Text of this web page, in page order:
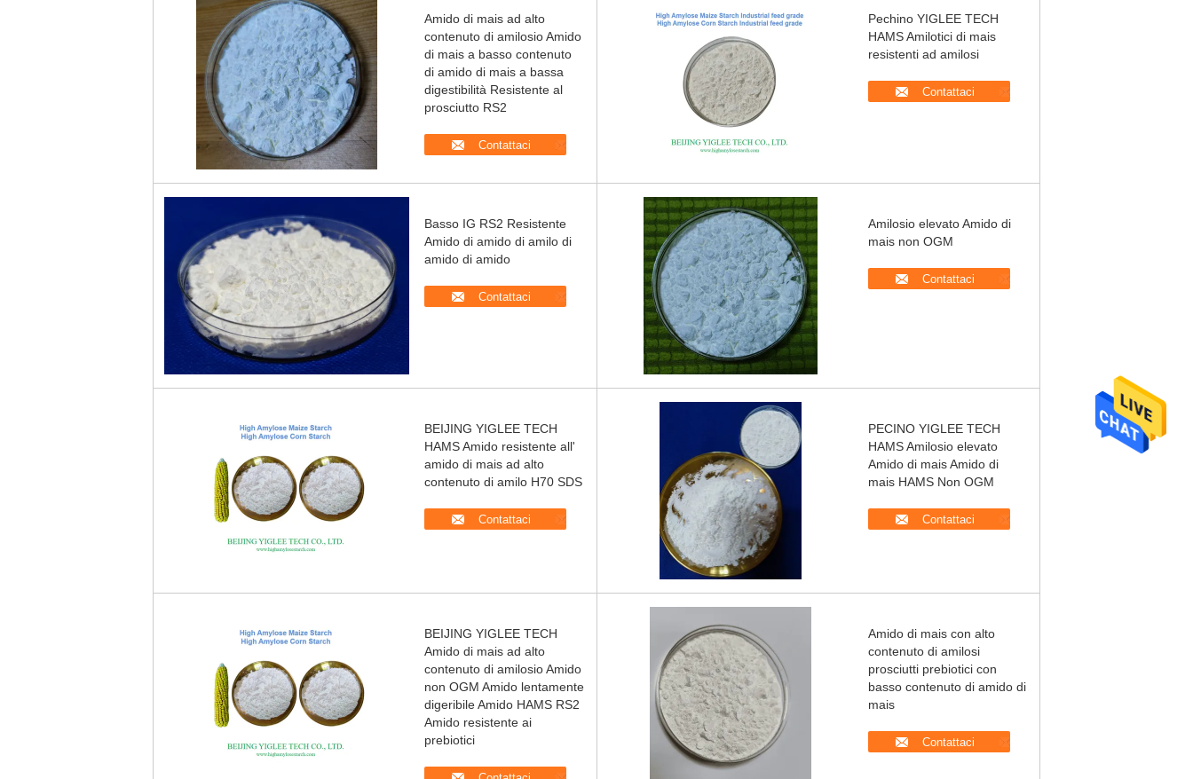
Amido di mais ad alto
contenuto di amilosio Amido
di mais a basso contenuto
di amido di mais a bassa
digestibilità Resistente al
prosciutto RS2
Contattaci
Pechino YIGLEE TECH
HAMS Amilotici di mais
resistenti ad amilosi
Contattaci
Basso IG RS2 Resistente
Amido di amido di amilo di
amido di amido
Contattaci
Amilosio elevato Amido di
mais non OGM
Contattaci
BEIJING YIGLEE TECH
HAMS Amido resistente all'
amido di mais ad alto
contenuto di amilo H70 SDS
Contattaci
PECINO YIGLEE TECH
HAMS Amilosio elevato
Amido di mais Amido di
mais HAMS Non OGM
Contattaci
BEIJING YIGLEE TECH
Amido di mais ad alto
contenuto di amilosio Amido
non OGM Amido lentamente
digeribile Amido HAMS RS2
Amido resistente ai
prebiotici
Amido di mais con alto
contenuto di amilosi
prosciutti prebiotici con
basso contenuto di amido di
mais
Contattaci